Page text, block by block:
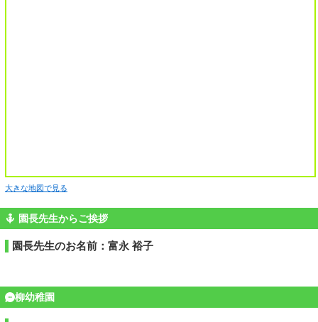
大きな地図で見る
園長先生からご挨拶
園長先生のお名前：富永 裕子
柳幼稚園